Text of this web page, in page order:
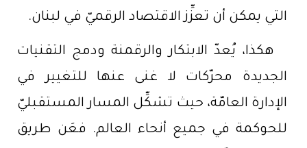
التي يمكن أن تعزِّز الاقتصاد الرقميّ في لبنان.
هكذا، يُعدّ الابتكار والرقمنة ودمج التقنيات
الجديدة محرّكات لا غنى عنها للتغيير في
الإدارة العامّة، حيث تشكِّل المسار المستقبليّ
للحوكمة في جميع أنحاء العالم. فعَن طريق